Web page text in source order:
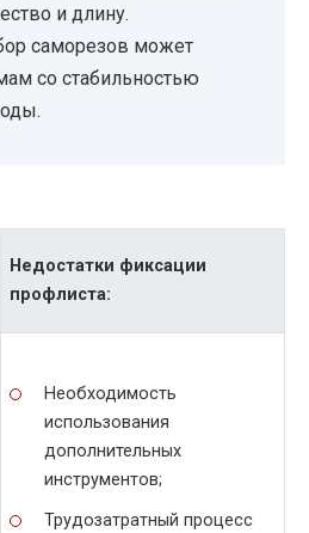
и длину.
саморезов может
со стабильностью
Недостатки фиксации
профлиста:
Необходимость
использования
дополнительных
инструментов;
Трудозатратный процесс